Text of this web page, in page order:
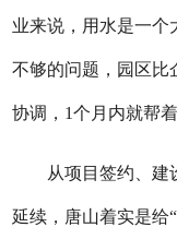
业来说，用水是一个
不够的问题，园区比
协调，1个月内就帮
从项目签约、建设
延续，唐山着实是给